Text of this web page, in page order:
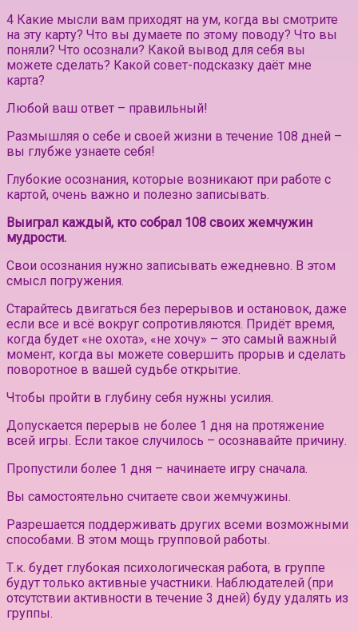
4 Какие мысли вам приходят на ум, когда вы смотрите
на эту карту? Что вы думаете по этому поводу? Что вы
поняли? Что осознали? Какой вывод для себя вы
можете сделать? Какой совет-подсказку даёт мне
карта?
Любой ваш ответ – правильный!
Размышляя о себе и своей жизни в течение 108 дней –
вы глубже узнаете себя!
Глубокие осознания, которые возникают при работе с
картой, очень важно и полезно записывать.⠀
Выиграл каждый, кто собрал 108 своих жемчужин
мудрости.
Свои осознания нужно записывать ежедневно. В этом
смысл погружения.
Старайтесь двигаться без перерывов и остановок, даже
если все и всё вокруг сопротивляются. Придёт время,
когда будет «не охота», «не хочу» – это самый важный
момент, когда вы можете совершить прорыв и сделать
поворотное в вашей судьбе открытие.
Чтобы пройти в глубину себя нужны усилия.
Допускается перерыв не более 1 дня на протяжение
всей игры. Если такое случилось – осознавайте причину.
Пропустили более 1 дня – начинаете игру сначала.
Вы самостоятельно считаете свои жемчужины.
Разрешается поддерживать других всеми возможными
способами. В этом мощь групповой работы.
Т.к. будет глубокая психологическая работа, в группе
будут только активные участники. Наблюдателей (при
отсутствии активности в течение 3 дней) буду удалять из
группы.⠀